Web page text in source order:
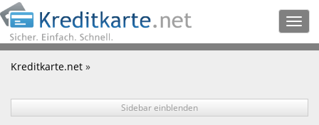
Kreditkarte.net »
Sidebar einblenden